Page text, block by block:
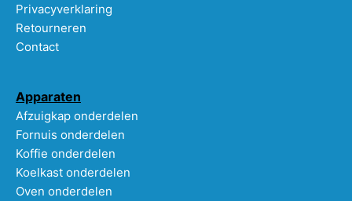
Privacyverklaring
Retourneren
Contact
Apparaten
Afzuigkap onderdelen
Fornuis onderdelen
Koffie onderdelen
Koelkast onderdelen
Oven onderdelen